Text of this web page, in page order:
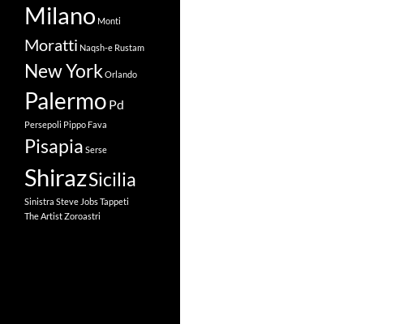
Milano Monti
Moratti Naqsh-e Rustam
New York Orlando
Palermo Pd
Persepoli Pippo Fava
Pisapia Serse
ShirazSicilia
Sinistra Steve JobsTappeti
The ArtistZoroastri